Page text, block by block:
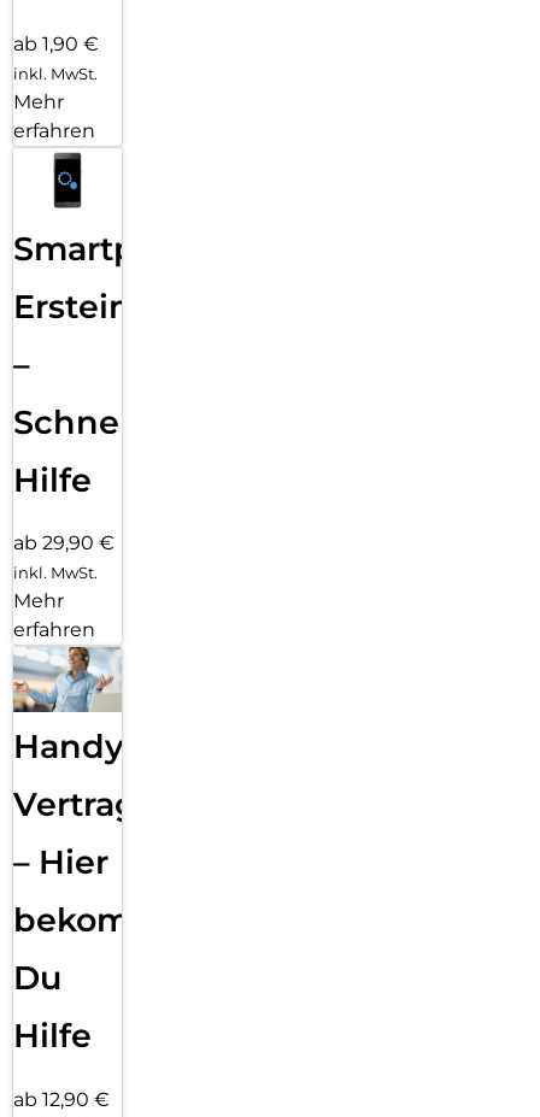
ab 1,90 €
inkl. MwSt.
Mehr
erfahren
Smartphone
Ersteinrichtung
–
Schnelle
Hilfe
ab 29,90 €
inkl. MwSt.
Mehr
erfahren
Handy
Vertragsabwicklung
– Hier
bekommst
Du
Hilfe
ab 12,90 €